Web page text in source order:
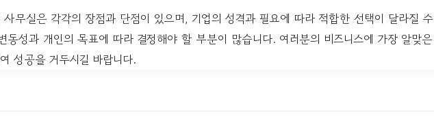
무실은 각각의 장점과 단점이 있으며, 기업의 성격과 필요에 따라 적합한 선택이 달라질 수
동성과 개인의 목표에 따라 결정해야 할 부분이 많습니다. 여러분의 비즈니스에 가장 알맞은
성공을 거두시길 바랍니다.